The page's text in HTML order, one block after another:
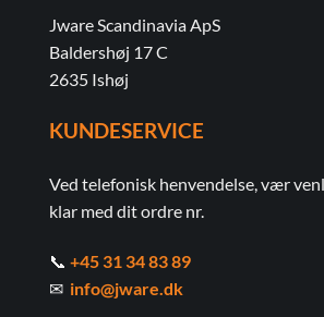
Jware Scandinavia ApS
Baldershøj 17 C
2635 Ishøj
KUNDESERVICE
Ved telefonisk henvendelse, vær
klar med dit ordre nr.
📞 +45 31 34 83 89
✉ info@jware.dk